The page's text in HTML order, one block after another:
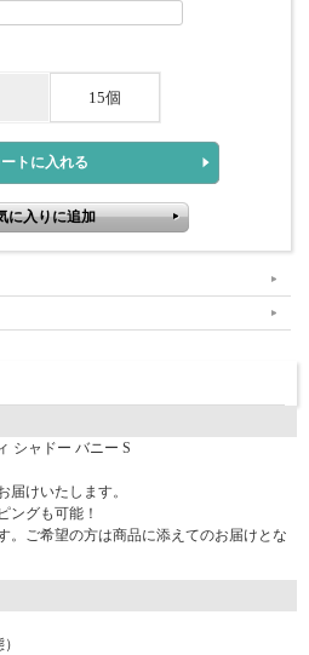
15個
シャドー バニー S
届けいたします。
ングも可能！
ご希望の方は商品に添えてのお届けとな